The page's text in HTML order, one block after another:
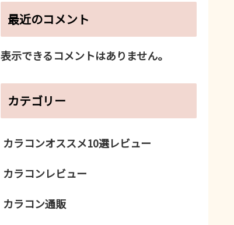
最近のコメント
表示できるコメントはありません。
カテゴリー
カラコンオススメ10選レビュー
カラコンレビュー
カラコン通販